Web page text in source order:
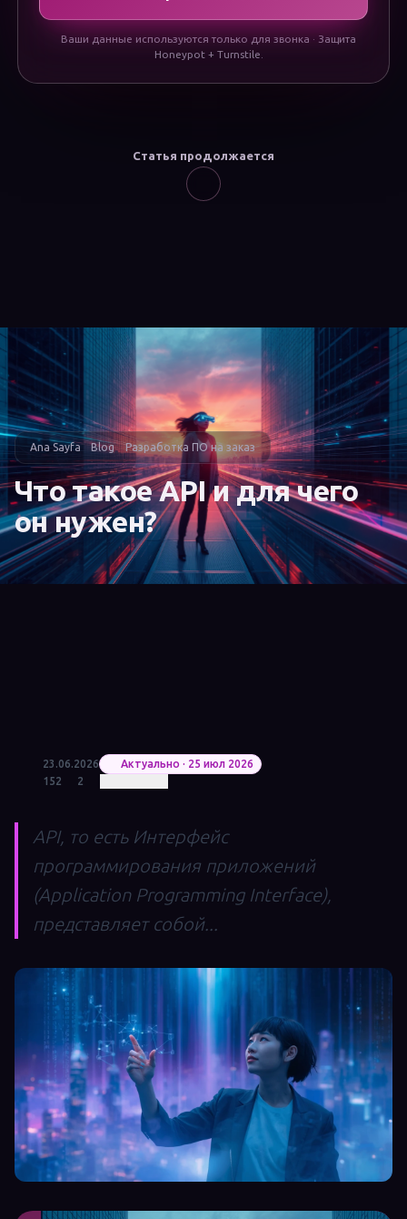
Ваши данные используются только для звонка · Защита
Honeypot + Turnstile.
Статья продолжается
Ana Sayfa Blog Разработка ПО на заказ
Что такое API и для чего
он нужен?
23.06.2026
Актуально · 25 июл 2026
152
2
API, то есть Интерфейс
программирования приложений
(Application Programming Interface),
представляет собой...